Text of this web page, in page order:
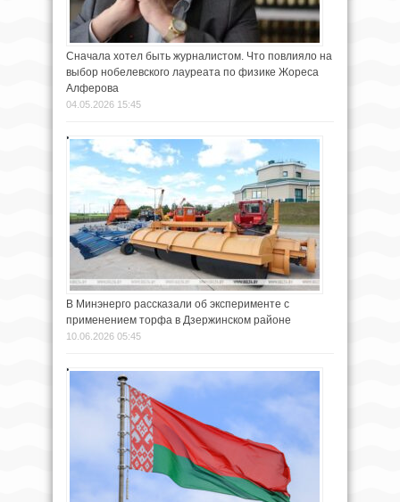
Сначала хотел быть журналистом. Что повлияло на
выбор нобелевского лауреата по физике Жореса
Алферова
04.05.2026 15:45
В Минэнерго рассказали об эксперименте с
применением торфа в Дзержинском районе
10.06.2026 05:45